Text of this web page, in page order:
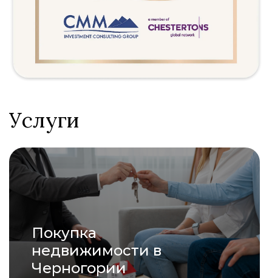
Услуги
Покупка
недвижимости в
Черногории